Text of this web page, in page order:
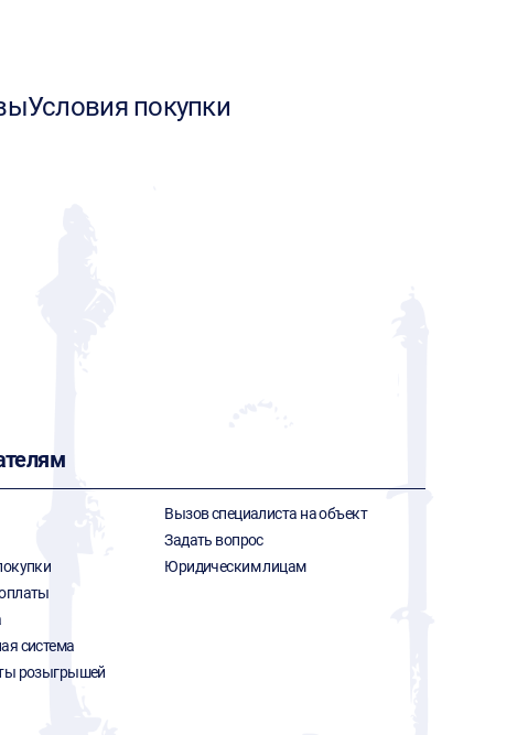
Условия покупки
система
розыгрышей
Вызов специалиста на объект
Задать вопрос
Юридическим лицам